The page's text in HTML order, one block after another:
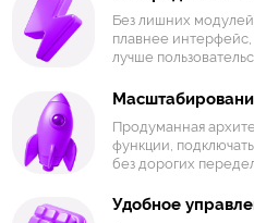
Без лишних модулей
плавнее
лучше
Продуманная
функции,
без дорогих
Удобное